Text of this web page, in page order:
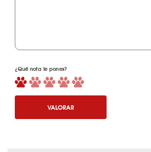
¿Qué nota le pones?
VALORAR